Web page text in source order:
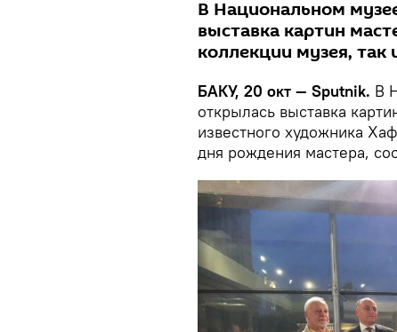
В Национальном
выставка картин
коллекции музея, так
БАКУ, 20 окт — Sputnik. В
открылась выставка
известного художника
дня рождения мастера,